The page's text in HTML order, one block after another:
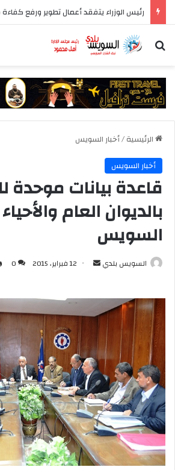
بحث عن
الرئيسية/أخبار السويس
أخبار السويس
قاعدة بيانات موحدة
بالديوان العام
السويس
السويس بلدي
أرسل 12 فبراير، 2015 0